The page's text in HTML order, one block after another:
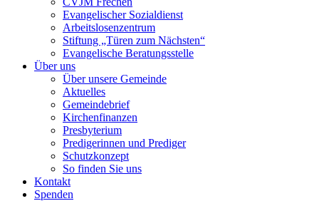
Evangelischer Sozialdienst
Arbeitslosenzentrum
Stiftung „Türen zum Nächsten“
Evangelische Beratungsstelle
Über uns
Über unsere Gemeinde
Aktuelles
Gemeindebrief
Kirchenfinanzen
Presbyterium
Predigerinnen und Prediger
Schutzkonzept
So finden Sie uns
Kontakt
Spenden